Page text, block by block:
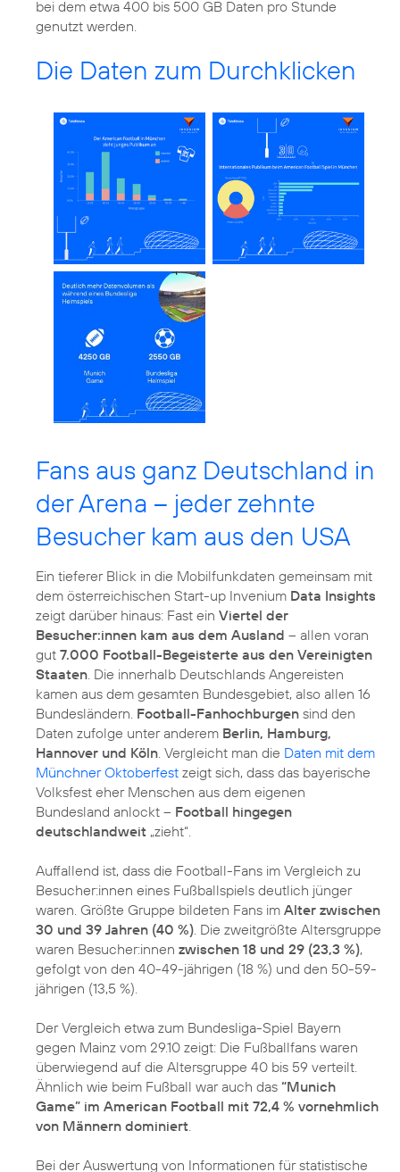
bei dem etwa 400 bis 500 GB Daten pro Stunde
genutzt werden.
Die Daten zum Durchklicken
Fans aus ganz Deutschland in
der Arena – jeder zehnte
Besucher kam aus den USA
Ein tieferer Blick in die Mobilfunkdaten gemeinsam mit
dem österreichischen Start-up Invenium Data Insights
zeigt darüber hinaus: Fast ein Viertel der
Besucher:innen kam aus dem Ausland – allen voran
gut 7.000 Football-Begeisterte aus den Vereinigten
Staaten . Die innerhalb Deutschlands Angereisten
kamen aus dem gesamten Bundesgebiet, also allen 16
Bundesländern. Football-Fanhochburgen sind den
Daten zufolge unter anderem Berlin, Hamburg,
Hannover und Köln . Vergleicht man die Daten mit dem
Münchner Oktoberfest zeigt sich, dass das bayerische
Volksfest eher Menschen aus dem eigenen
Bundesland anlockt – Football hingegen
deutschlandweit „zieht“.
Auffallend ist, dass die Football-Fans im Vergleich zu
Besucher:innen eines Fußballspiels deutlich jünger
waren. Größte Gruppe bildeten Fans im Alter zwischen
30 und 39 Jahren (40 %) . Die zweitgrößte Altersgruppe
waren Besucher:innen zwischen 18 und 29 (23,3 %),
gefolgt von den 40-49-jährigen (18 %) und den 50-59-
jährigen (13,5 %).
Der Vergleich etwa zum Bundesliga-Spiel Bayern
gegen Mainz vom 29.10 zeigt: Die Fußballfans waren
überwiegend auf die Altersgruppe 40 bis 59 verteilt.
Ähnlich wie beim Fußball war auch das “Munich
Game” im American Football mit 72,4 % vornehmlich
von Männern dominiert
Bei der Auswertung von Informationen für statistische